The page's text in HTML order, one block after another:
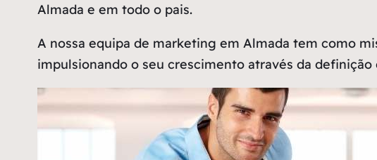
Almada e em todo o pais.
A nossa equipa de marketing em Almada tem como
impulsionando o seu crescimento através da